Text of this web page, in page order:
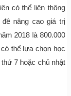
có thể liên thông
nâng cao giá trị
2018 là 800.000
thể lựa chọn học
7 hoặc chủ nhật